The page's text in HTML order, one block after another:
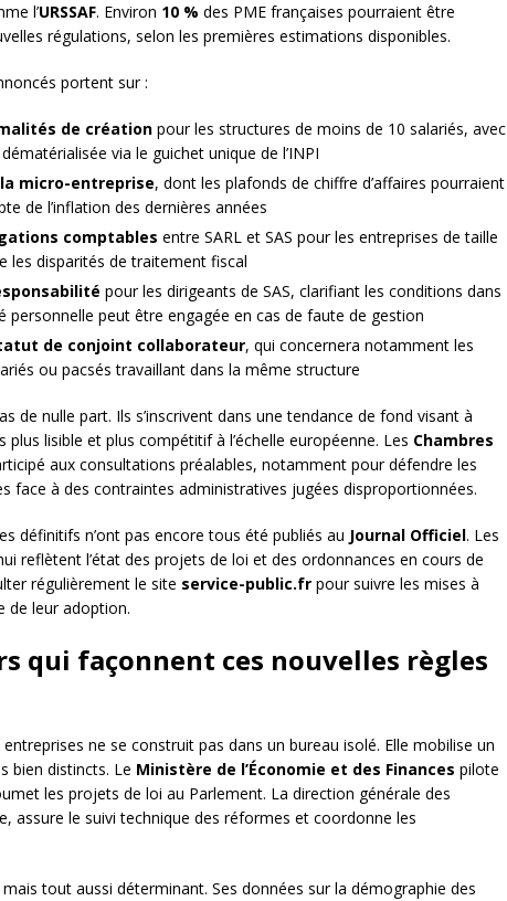
l’URSSAF. Environ 10 % des PME françaises pourraient être
régulations, selon les premières estimations disponibles.
portent sur :
de création pour les structures de moins de 10 salariés, avec
via le guichet unique de l’INPI
micro-entreprise, dont les plafonds de chiffre d’affaires pourraient
de l’inflation des dernières années
comptables entre SARL et SAS pour les entreprises de taille
les disparités de traitement fiscal
pour les dirigeants de SAS, clarifiant les conditions dans
personnelle peut être engagée en cas de faute de gestion
de conjoint collaborateur, qui concernera notamment les
ou pacsés travaillant dans la même structure
de nulle part. Ils s’inscrivent dans une tendance de fond visant à
lisible et plus compétitif à l’échelle européenne. Les Chambres
aux consultations préalables, notamment pour défendre les
face à des contraintes administratives jugées disproportionnées.
définitifs n’ont pas encore tous été publiés au Journal Officiel. Les
reflètent l’état des projets de loi et des ordonnances en cours de
régulièrement le site service-public.fr pour suivre les mises à
de leur adoption.
qui façonnent ces nouvelles règles
ne se construit pas dans un bureau isolé. Elle mobilise un
bien distincts. Le Ministère de l’Économie et des Finances pilote
les projets de loi au Parlement. La direction générale des
assure le suivi technique des réformes et coordonne les
tout aussi déterminant. Ses données sur la démographie des